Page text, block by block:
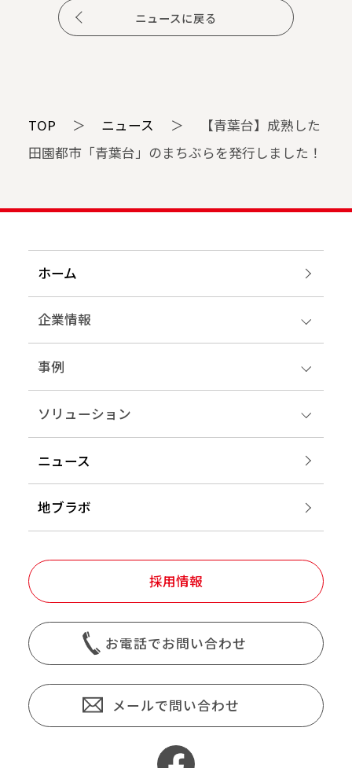
ニュースに戻る
TOP ＞ ニュース ＞
【青葉台】成熟した
田園都市「青葉台」のまちぶらを発行しました！
ホーム
企業情報
事例
ソリューション
ニュース
地ブラボ
採用情報
お電話でお問い合わせ
メールで問い合わせ